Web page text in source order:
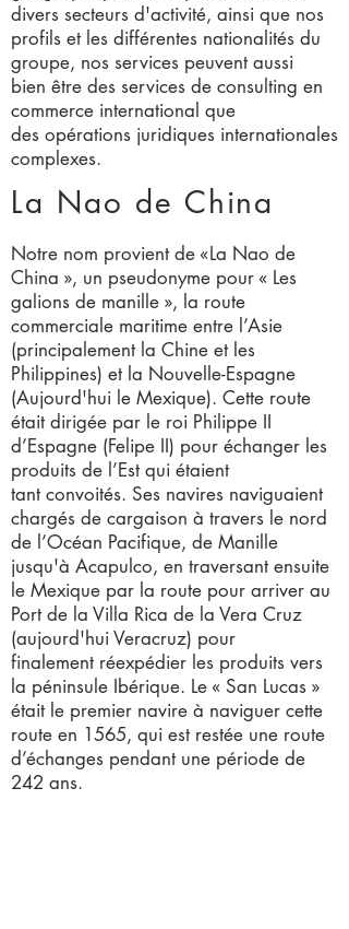
divers secteurs d'activité, ainsi que nos
profils et les différentes nationalités du
groupe, nos services peuvent aussi
bien être des services de consulting en
commerce international que
des opérations juridiques internationales
complexes.
La Nao de China
Notre nom provient de «La Nao de
China », un pseudonyme pour « Les
galions de manille », la route
commerciale maritime entre l’Asie
(principalement la Chine et les
Philippines) et la Nouvelle-Espagne
(Aujourd'hui le Mexique). Cette route
était dirigée par le roi Philippe II
d’Espagne (Felipe II) pour échanger les
produits de l’Est qui étaient
tant convoités. Ses navires naviguaient
chargés de cargaison à travers le nord
de l’Océan Pacifique, de Manille
jusqu'à Acapulco, en traversant ensuite
le Mexique par la route pour arriver au
Port de la Villa Rica de la Vera Cruz
(aujourd'hui Veracruz) pour
finalement réexpédier les produits vers
la péninsule Ibérique. Le « San Lucas »
était le premier navire à naviguer cette
route en 1565, qui est restée une route
d’échanges pendant une période de
242 ans.